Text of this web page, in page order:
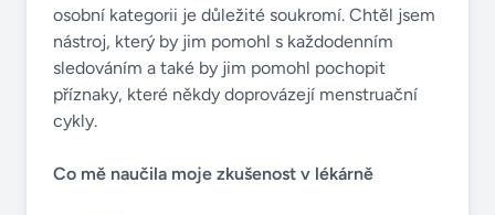
osobní kategorii je důležité soukromí. Chtěl jsem
nástroj, který by jim pomohl s každodenním
sledováním a také by jim pomohl pochopit
příznaky, které někdy doprovázejí menstruační
cykly.
Co mě naučila moje zkušenost v lékárně